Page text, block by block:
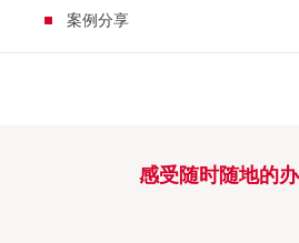
案例分享
感受随时随地的